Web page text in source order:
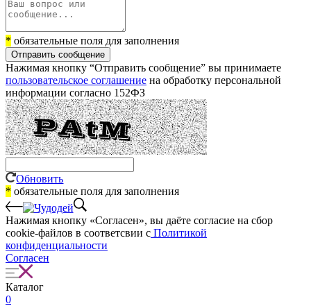
* обязательные поля для заполнения
Отправить сообщение
Нажимая кнопку “Отправить сообщение” вы принимаете
пользовательское соглашение на обработку персональной
информации согласно 152ФЗ
Обновить
* обязательные поля для заполнения
Нажимая кнопку «Согласен», вы даёте cогласие на сбор
cookie-файлов в соответсвии с Политикой
конфиденциальности
Согласен
Каталог
0